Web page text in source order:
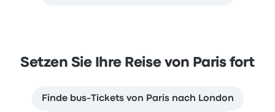
Setzen Sie Ihre Reise von Paris fort
Finde bus-Tickets von Paris nach London